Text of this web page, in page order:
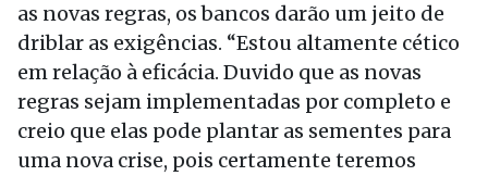
as novas regras, os bancos darão um jeito de
driblar as exigências. “Estou altamente cético
em relação à eficácia. Duvido que as novas
regras sejam implementadas por completo e
creio que elas pode plantar as sementes para
uma nova crise, pois certamente teremos